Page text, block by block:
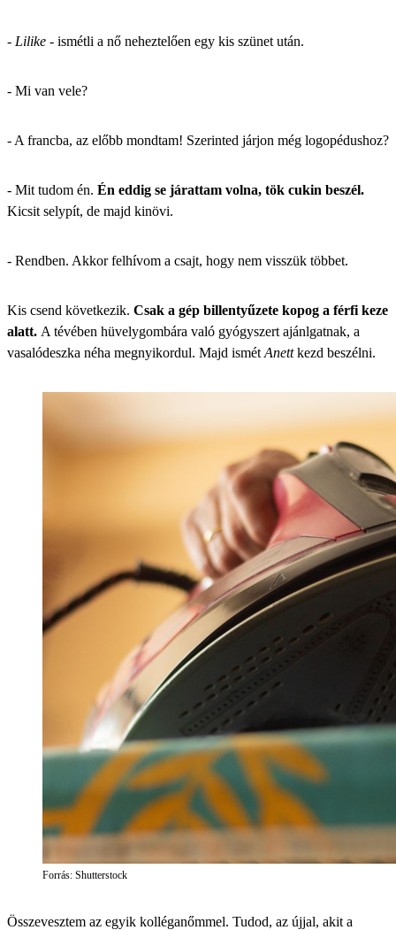
- Lilike - ismétli a nő neheztelően egy kis szünet után.
- Mi van vele?
- A francba, az előbb mondtam! Szerinted járjon még logopédushoz?
- Mit tudom én. Én eddig se járattam volna, tök cukin beszél.
Kicsit selypít, de majd kinövi.
- Rendben. Akkor felhívom a csajt, hogy nem visszük többet.
Kis csend következik. Csak a gép billentyűzete kopog a férfi keze
alatt. A tévében hüvelygombára való gyógyszert ajánlgatnak, a
vasalódeszka néha megnyikordul. Majd ismét Anettkezd beszélni.
Forrás: Shutterstock
Összevesztem az egyik kolléganőmmel. Tudod, az újjal, akit a